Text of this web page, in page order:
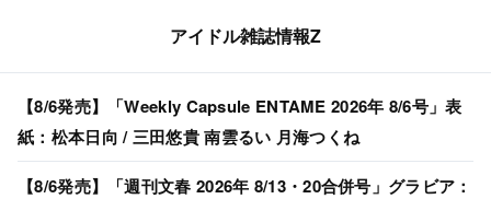
アイドル雑誌情報Z
【8/6発売】「Weekly Capsule ENTAME 2026年 8/6号」表
紙：松本日向 / 三田悠貴 南雲るい 月海つくね
【8/6発売】「週刊文春 2026年 8/13・20合併号」グラビア：